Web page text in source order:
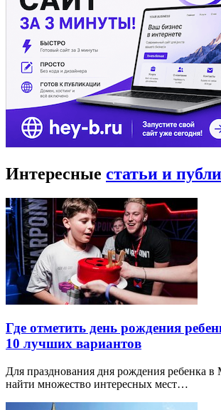
Интересные статьи и
Где отметить день рождения
10 лучших вариантов
Для празднования дня рождения ребенка
найти множество интересных мест…